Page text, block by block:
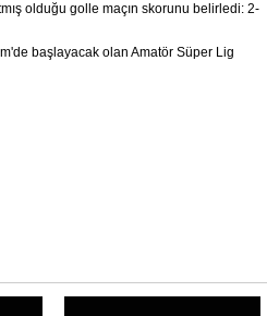
olduğu golle maçın skorunu belirledi: 2-
başlayacak olan Amatör Süper Lig